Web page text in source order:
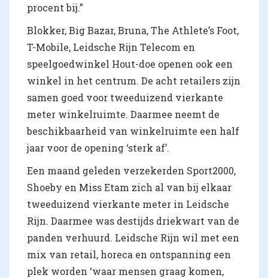
procent bij.”
Blokker, Big Bazar, Bruna, The Athlete’s Foot,
T-Mobile, Leidsche Rijn Telecom en
speelgoedwinkel Hout-doe openen ook een
winkel in het centrum. De acht retailers zijn
samen goed voor tweeduizend vierkante
meter winkelruimte. Daarmee neemt de
beschikbaarheid van winkelruimte een half
jaar voor de opening ‘sterk af’.
Een maand geleden verzekerden Sport2000,
Shoeby en Miss Etam zich al van bij elkaar
tweeduizend vierkante meter in Leidsche
Rijn. Daarmee was destijds driekwart van de
panden verhuurd. Leidsche Rijn wil met een
mix van retail, horeca en ontspanning een
plek worden ‘waar mensen graag komen,